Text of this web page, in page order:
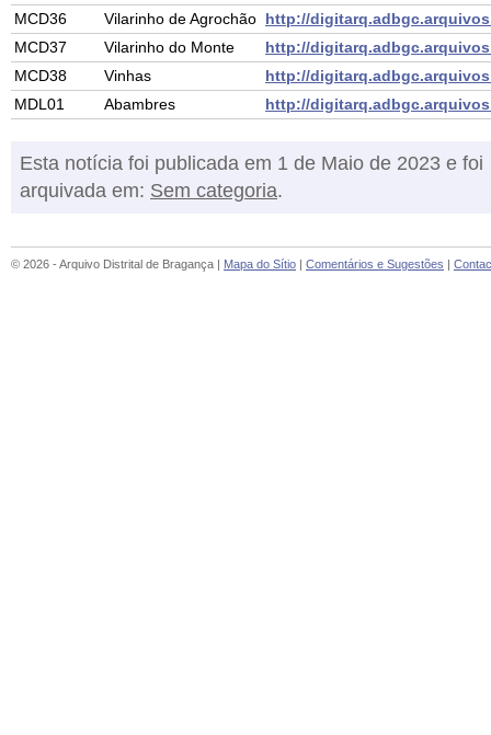
MCD36
Vilarinho de Agrochão http://
MCD37
Vilarinho do Monte
http://
MCD38
Vinhas
http://
MDL01
Abambres http://
Esta notícia foi publicada em 1 de Maio de 2023 e foi
arquivada em: Sem categoria.
© 2026 - Arquivo Distrital de Bragança | Mapa do Sítio | Comentários e Sugestões |